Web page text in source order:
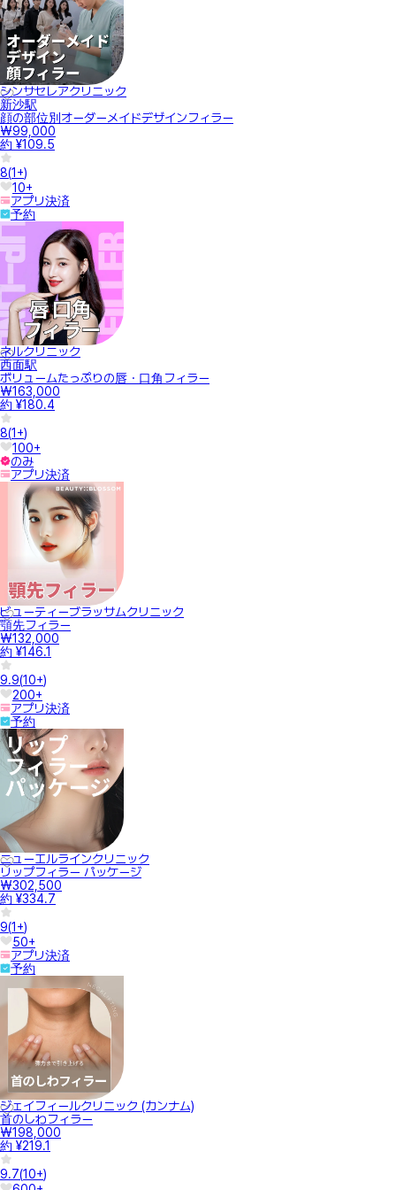
シンサセレアクリニック
新沙駅
顔の部位別オーダーメイドデザインフィラー
₩99,000
約 ¥109.5
8(1+)
10+
アプリ決済
予約
ネルクリニック
西面駅
ボリュームたっぷりの唇・口角フィラー
₩163,000
約 ¥180.4
8(1+)
100+
のみ
アプリ決済
ビューティーブラッサムクリニック
顎先フィラー
₩132,000
約 ¥146.1
9.9(10+)
200+
アプリ決済
予約
ニューエルラインクリニック
リップフィラー パッケージ
₩302,500
約 ¥334.7
9(1+)
50+
アプリ決済
予約
ジェイフィールクリニック (カンナム)
首のしわフィラー
₩198,000
約 ¥219.1
9.7(10+)